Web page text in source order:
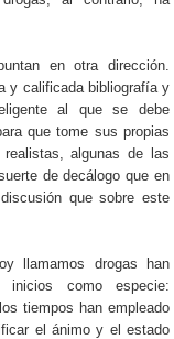
en otra dirección.
y calificada bibliografía y
al que se debe
que tome sus propias
algunas de las
de decálogo que en
que sobre este
llamamos drogas han
como especie:
tiempos han empleado
el ánimo y el estado